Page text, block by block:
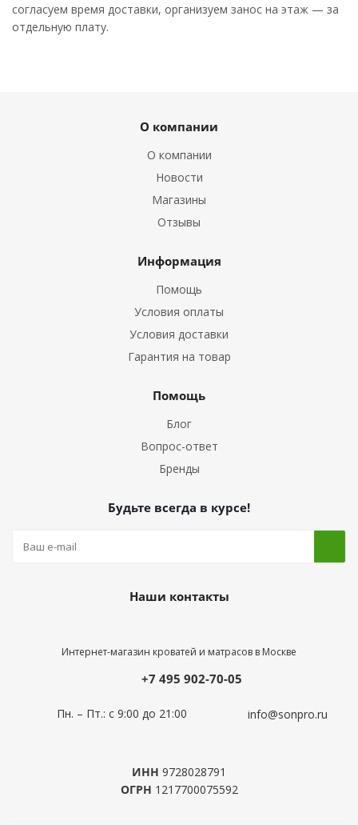
согласуем время доставки, организуем занос на этаж — за
отдельную плату.
О компании
О компании
Новости
Магазины
Отзывы
Информация
Помощь
Условия оплаты
Условия доставки
Гарантия на товар
Помощь
Блог
Вопрос-ответ
Бренды
Будьте всегда в курсе!
Наши контакты
Интернет-магазин кроватей и матрасов в Москве
+7 495 902-70-05
Пн. – Пт.: с 9:00 до 21:00 info@sonpro.ru
ИНН 9728028791
ОГРН 1217700075592